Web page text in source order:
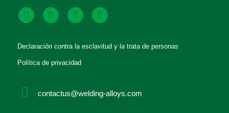
Declaración contra la esclavitud y la trata de personas
Política de privacidad
contactus@welding-alloys.com